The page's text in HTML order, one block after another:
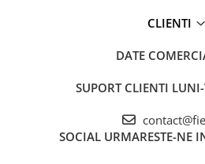
CLIENTI
DATE
SUPORT CLIENTI
SOCIAL URMARESTE-NE